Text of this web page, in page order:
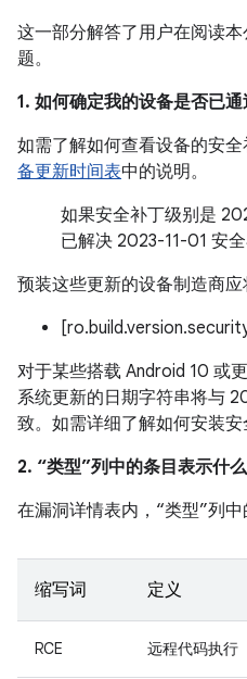
这一部分解答了用户在阅读
题。
1. 如何确定我的设备是否已
如需了解如何查看设备的安
备更新时间表中的说明。
如果安全补丁级别是
已解决 2023-11-01 安
预装这些更新的设备制造商应
对于某些搭载 Android 10 或
系统更新的日期字符串将与
致。如需详细了解如何安装
2. “类型”列中的条目表示什
在漏洞详情表内，“类型”列中
缩写词 定义
RCE 远程代码执行